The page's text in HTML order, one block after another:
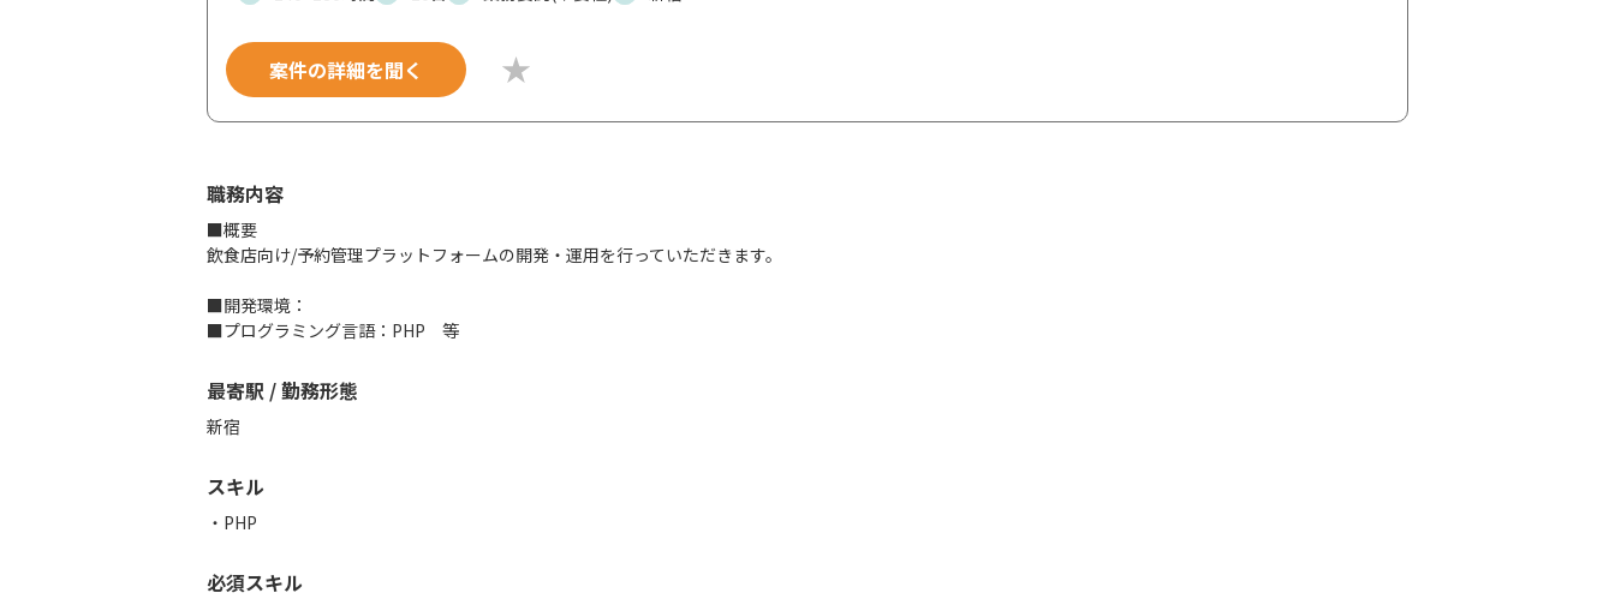
案件の詳細を聞く
職務内容
■概要
飲食店向け/予約管理プラットフォームの開発・運用を行っていただきます。
■開発環境：
■プログラミング言語：PHP 等
最寄駅 / 勤務形態
新宿
スキル
PHP
必須スキル